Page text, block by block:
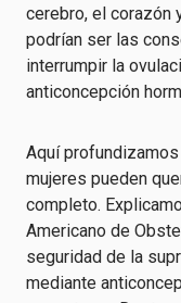
cerebro, el corazón
podrían ser las
interrumpir la
anticoncepción
Aquí
mujeres pueden
completo.
Americano de
seguridad de la
mediante